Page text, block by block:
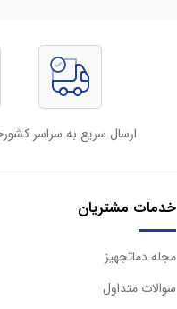
ارسال سریع به سراسر کشور
خدمات مشتریان
مجله دماتجهیز
سوالات متداول